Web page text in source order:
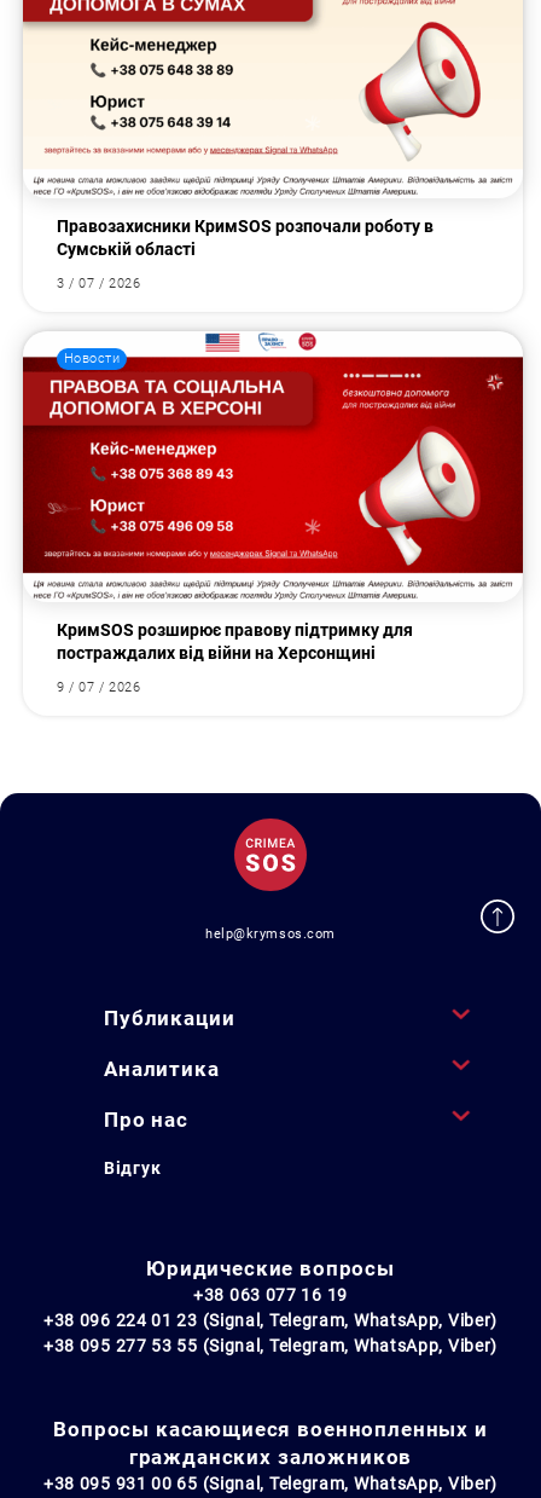
Правозахисники КримSOS розпочали роботу в
Сумській області
3 / 07 / 2026
Новости
КримSOS розширює правову підтримку для
постраждалих від війни на Херсонщині
9 / 07 / 2026
help@krymsos.com
Публикации
Аналитика
Про нас
Відгук
Юридические вопросы
+38 063 077 16 19
+38 096 224 01 23 (Signal, Telegram, WhatsApp, Viber)
+38 095 277 53 55 (Signal, Telegram, WhatsApp, Viber)
Вопросы касающиеся военнопленных и
гражданских заложников
+38 095 931 00 65 (Signal, Telegram, WhatsApp, Viber)